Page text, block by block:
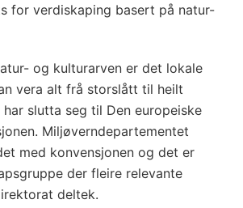
for verdiskaping basert på natur-
og kulturarven er det lokale
vera alt frå storslått til heilt
slutta seg til Den europeiske
Miljøverndepartementet
med konvensjonen og det er
der fleire relevante
deltek.